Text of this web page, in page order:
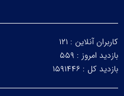
کاربران آنلاین : ۱۲۱
بازدید امروز : ۵۵۹
بازدید کل : ۱۵۹۱۴۴۶